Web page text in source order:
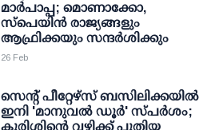
മാർപാപ്പ; മൊണാക്കോ,
സ്പെയിൻ രാജ്യങ്ങളും
ആഫ്രിക്കയും സന്ദർശിക്കും
26 Feb
സെന്റ് പീറ്റേഴ്‌സ് ബസിലിക്കയിൽ
ഇനി 'മാനുവൽ ഡൂർ' സ്പർശം;
കുരിശിന്റെ വഴിക്ക് പുതിയ